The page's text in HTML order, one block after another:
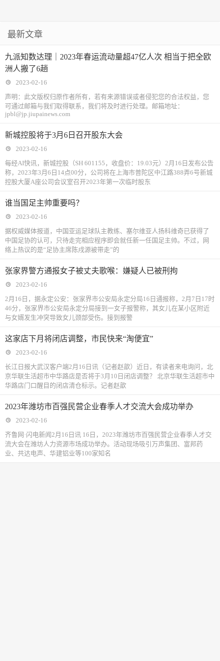
最新文章
九派知数达理｜2023年春运流动量超47亿人次 相当于把全欧
洲人搬了6趟
2023-02-16
声明：此文版权归原作者所有，若有来源错误或者侵犯您的合法权益，您
可通过邮箱与我们取得联系，我们将及时进行处理。邮箱地址：
jpbl@jp.jiupainews.com
新城控股将于3月6日召开股东大会
2023-02-16
每经AI快讯，新城控股（SH 601155，收盘价：19.03元）2月16日发布公告
称，2023年3月6日14点00分，公司将在上海市普陀区中江路388弄6号新城
控股大厦A座公司会议室召开2023年第一次临时股东
谁当国足主帅重要吗？
2023-02-16
据权威媒体报道，中国亚运足球队主教练、塞尔维亚人扬科维奇已获得了
中国足协的认可，只待走完相应程序即会就任新一任国足主帅。不过，网
络上热议的是“足协主席陈戌源被带走”的
张家界警方通报女子被丈夫歌喉：嫌疑人已被刑拘
2023-02-16
2月16日，据永定公安：张家界市公安局永定分局16日通报称，2月7日17时
46分，张家界市公安局永定分局接到一女子报警称，其女儿在某小区附近
与女婿发生冲突导致女儿颈部受伤。接到报警
这家店下月将闭店调整，市民快来“淘便宜”
2023-02-16
长江日报大武汉客户端2月16日讯（记者赵歆）近日，有读者来电询问，北
京华联生活超市中华路店是否将于3月10日闭店调整？ 北京华联生活超市中
华路店门口醒目的闭店清仓标示。记者赵歆
2023年潍坊市百强民营企业春季人才交流大会成功举办
2023-02-16
齐鲁网·闪电新闻2月16日讯 16日，2023年潍坊市百强民营企业春季人才交
流大会在潍坊人力资源市场成功举办。活动现场吸引万声集团、富邦药
业、共达电声、华建铝业等100家知名